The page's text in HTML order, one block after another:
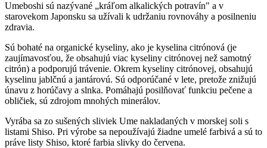
Umeboshi sú nazývané „kráľom alkalických potravín" a v
starovekom Japonsku sa užívali k udržaniu rovnováhy a posilneniu
zdravia.
Sú bohaté na organické kyseliny, ako je kyselina citrónová (je
zaujímavosťou, že obsahujú viac kyseliny citrónovej než samotný
citrón) a podporujú trávenie. Okrem kyseliny citrónovej, obsahujú
kyselinu jablčnú a jantárovú. Sú odporúčané v lete, pretože znižujú
únavu z horúčavy a slnka. Pomáhajú posilňovať funkciu pečene a
obličiek, sú zdrojom mnohých minerálov.
Vyrába sa zo sušených sliviek Ume nakladaných v morskej soli s
listami Shiso. Pri výrobe sa nepoužívajú žiadne umelé farbivá a sú to
práve listy Shiso, ktoré farbia slivky do červena.